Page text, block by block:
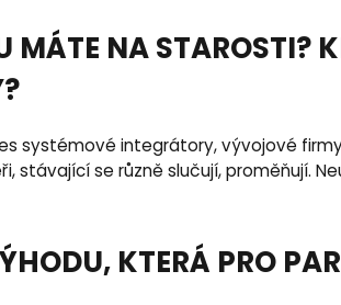
MÁTE NA STAROSTI?
systémové integrátory, vývojové
stávající se různě slučují, proměňují.
KTERÁ PRO